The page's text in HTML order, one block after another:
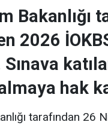
Bakanlığı
2026
Sınava
hak
tarafından 26